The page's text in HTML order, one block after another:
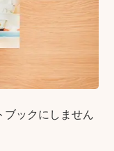
ックにしません